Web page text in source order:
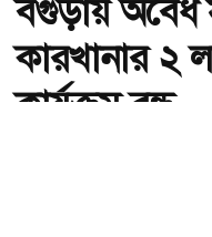
বগুড়ায় অবৈধ
কারখানার ২
কার্যক্রম বন্ধ